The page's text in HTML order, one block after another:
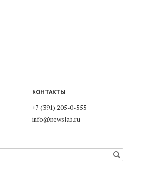
КОНТАКТЫ
+7 (391) 205-0-555
info@newslab.ru